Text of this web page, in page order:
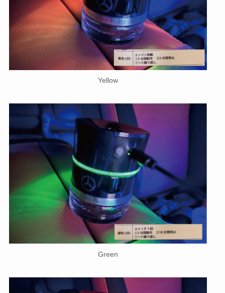
Yellow
Green